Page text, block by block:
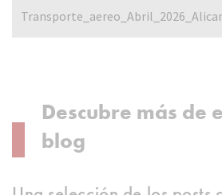
Descubre más de
blog